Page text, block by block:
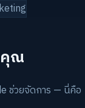
คุณ
ช่วยจัดการ — นี่คือ